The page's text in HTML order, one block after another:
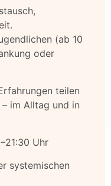
(ab 10
oder
teilen
im Alltag und in
Uhr
systemischen